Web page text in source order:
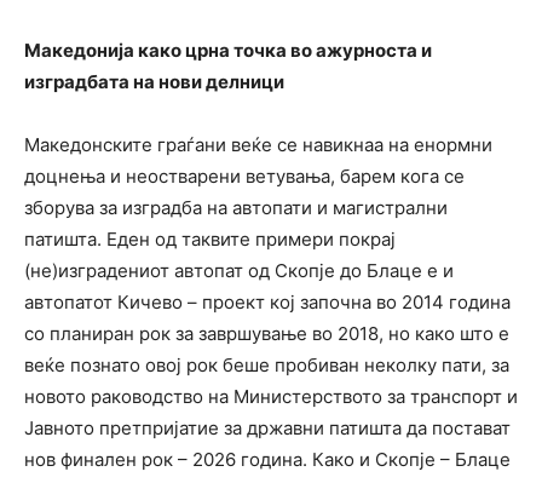
Македонија како црна точка во ажурноста и
изградбата на нови делници
Македонските граѓани веќе се навикнаа на енормни
доцнења и неостварени ветувања, барем кога се
зборува за изградба на автопати и магистрални
патишта. Еден од таквите примери покрај
(не)изградениот автопат од Скопје до Блаце е и
автопатот Кичево – проект кој започна во 2014 година
со планиран рок за завршување во 2018, но како што е
веќе познато овој рок беше пробиван неколку пати, за
новото раководство на Министерството за транспорт и
Јавното претпријатие за државни патишта да постават
нов финален рок – 2026 година. Како и Скопје – Блаце